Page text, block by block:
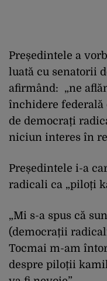
Președintele a
luată cu senatorii
afirmând: „ne
închidere federală
de democrați
niciun interes în
Președintele i-a
radicali ca „piloți
„Mi s-a spus că
(democrații
Tocmai m-am
despre piloții